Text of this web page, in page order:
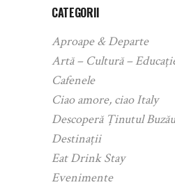
CATEGORII
Aproape & Departe
Artă – Cultură –
Cafenele
Ciao amore, ciao Italy
Descoperă Ținutul
Destinații
Eat Drink Stay
Evenimente